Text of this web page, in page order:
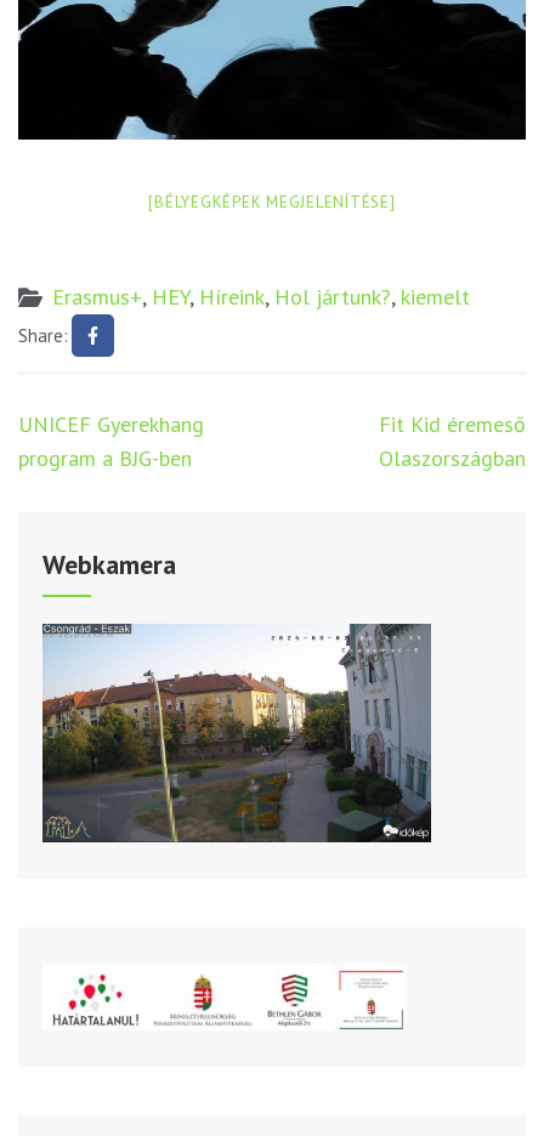
[BÉLYEGKÉPEK MEGJELENÍTÉSE]
Erasmus+, HEY, Híreink, Hol jártunk?, kiemelt
Share:
Bejegyzés
navigáció
UNICEF Gyerekhang
program a BJG-ben
Fit Kid éremeső
Olaszországban
Webkamera